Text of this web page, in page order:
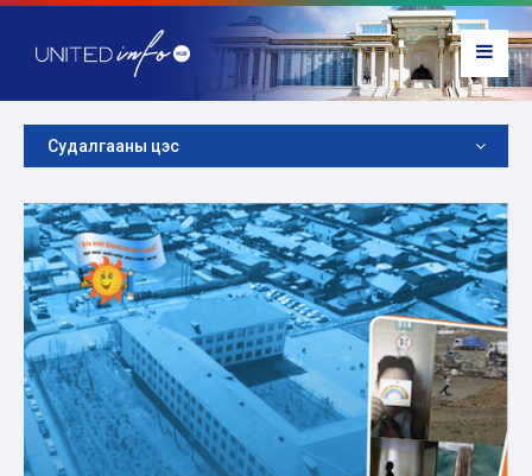
Судалгааны цэс